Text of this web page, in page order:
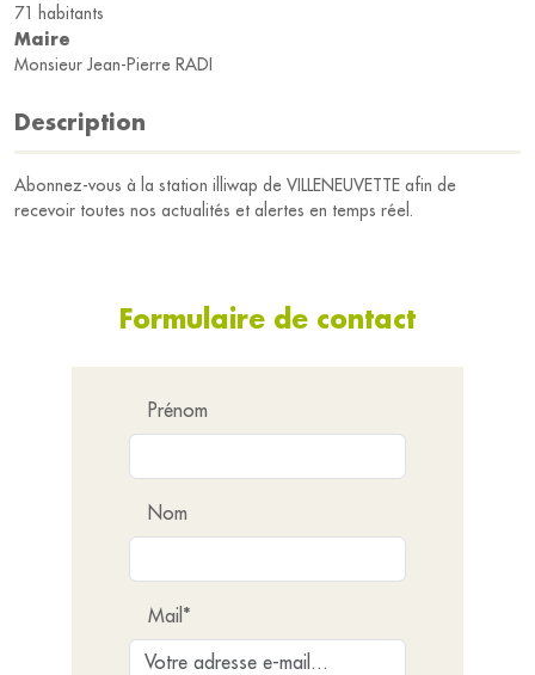
71 habitants
Maire
Monsieur Jean-Pierre RADI
Description
Abonnez-vous à la station illiwap de VILLENEUVETTE afin de
recevoir toutes nos actualités et alertes en temps réel.
Formulaire de contact
Prénom
Nom
Mail*